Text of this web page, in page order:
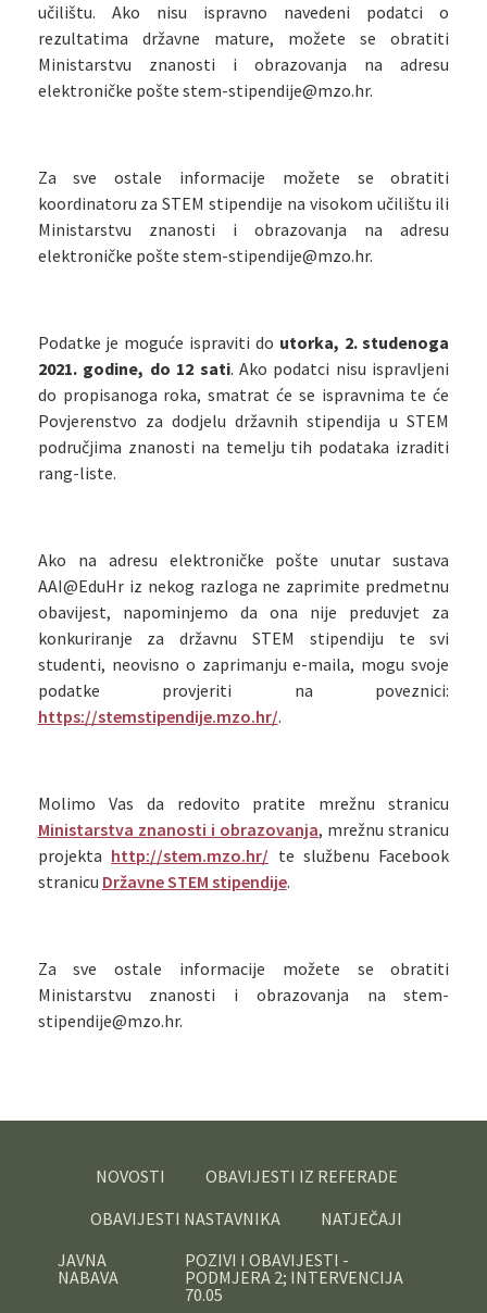
učilištu. Ako nisu ispravno navedeni podatci o
rezultatima državne mature, možete se obratiti
Ministarstvu znanosti i obrazovanja na adresu
elektroničke pošte stem-stipendije@mzo.hr.
Za sve ostale informacije možete se obratiti
koordinatoru za STEM stipendije na visokom učilištu ili
Ministarstvu znanosti i obrazovanja na adresu
elektroničke pošte stem-stipendije@mzo.hr.
Podatke je moguće ispraviti do utorka, 2. studenoga
2021. godine, do 12 sati. Ako podatci nisu ispravljeni
do propisanoga roka, smatrat će se ispravnima te će
Povjerenstvo za dodjelu državnih stipendija u STEM
područjima znanosti na temelju tih podataka izraditi
rang-liste.
Ako na adresu elektroničke pošte unutar sustava
AAI@EduHr iz nekog razloga ne zaprimite predmetnu
obavijest, napominjemo da ona nije preduvjet za
konkuriranje za državnu STEM stipendiju te svi
studenti, neovisno o zaprimanju e-maila, mogu svoje
podatke provjeriti na poveznici:
https://stemstipendije.mzo.hr/.
Molimo Vas da redovito pratite mrežnu stranicu
Ministarstva znanosti i obrazovanja, mrežnu stranicu
projekta http://stem.mzo.hr/ te službenu Facebook
stranicu Državne STEM stipendije.
Za sve ostale informacije možete se obratiti
Ministarstvu znanosti i obrazovanja na stem-
stipendije@mzo.hr.
NOVOSTI
OBAVIJESTI IZ REFERADE
OBAVIJESTI NASTAVNIKA
NATJEČAJI
JAVNA
NABAVA
POZIVI I OBAVIJESTI -
PODMJERA 2; INTERVENCIJA
70.05